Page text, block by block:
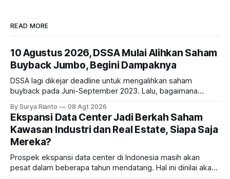
READ MORE
10 Agustus 2026, DSSA Mulai Alihkan Saham
Buyback Jumbo, Begini Dampaknya
DSSA lagi dikejar deadline untuk mengalihkan saham
buyback pada Juni-September 2023. Lalu, bagaimana
By Surya Rianto 08 Agt 2026
Ekspansi Data Center Jadi Berkah Saham
Kawasan Industri dan Real Estate, Siapa Saja
Mereka?
Prospek ekspansi data center di Indonesia masih akan
pesat dalam beberapa tahun mendatang. Hal ini dinilai akan